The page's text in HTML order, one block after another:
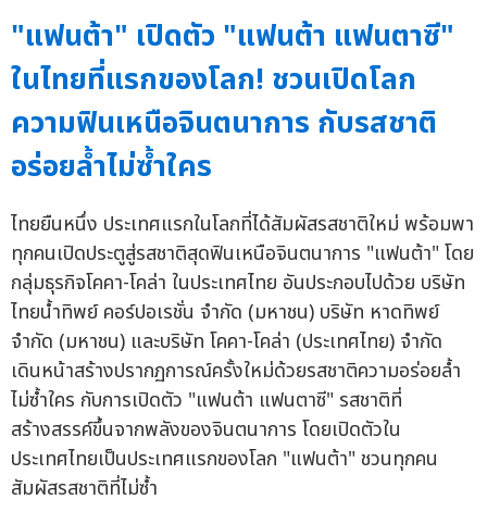
"แฟนต้า" เปิดตัว "แฟนต้า แฟนตาซี"
ในไทยที่แรกของโลก! ชวนเปิดโลก
ความฟินเหนือจินตนาการ กับรสชาติ
อร่อยล้ำไม่ซ้ำใคร
ไทยยืนหนึ่ง ประเทศแรกในโลกที่ได้สัมผัสรสชาติใหม่ พร้อมพา
ทุกคนเปิดประตูสู่รสชาติสุดฟินเหนือจินตนาการ "แฟนต้า" โดย
กลุ่มธุรกิจโคคา-โคล่า ในประเทศไทย อันประกอบไปด้วย บริษัท
ไทยน้ำทิพย์ คอร์ปอเรชั่น จำกัด (มหาชน) บริษัท หาดทิพย์
จำกัด (มหาชน) และบริษัท โคคา-โคล่า (ประเทศไทย) จำกัด
เดินหน้าสร้างปรากฏการณ์ครั้งใหม่ด้วยรสชาติความอร่อยล้ำ
ไม่ซ้ำใคร กับการเปิดตัว "แฟนต้า แฟนตาซี" รสชาติที่
สร้างสรรค์ขึ้นจากพลังของจินตนาการ โดยเปิดตัวใน
ประเทศไทยเป็นประเทศแรกของโลก "แฟนต้า" ชวนทุกคน
สัมผัสรสชาติที่ไม่ซ้ำ